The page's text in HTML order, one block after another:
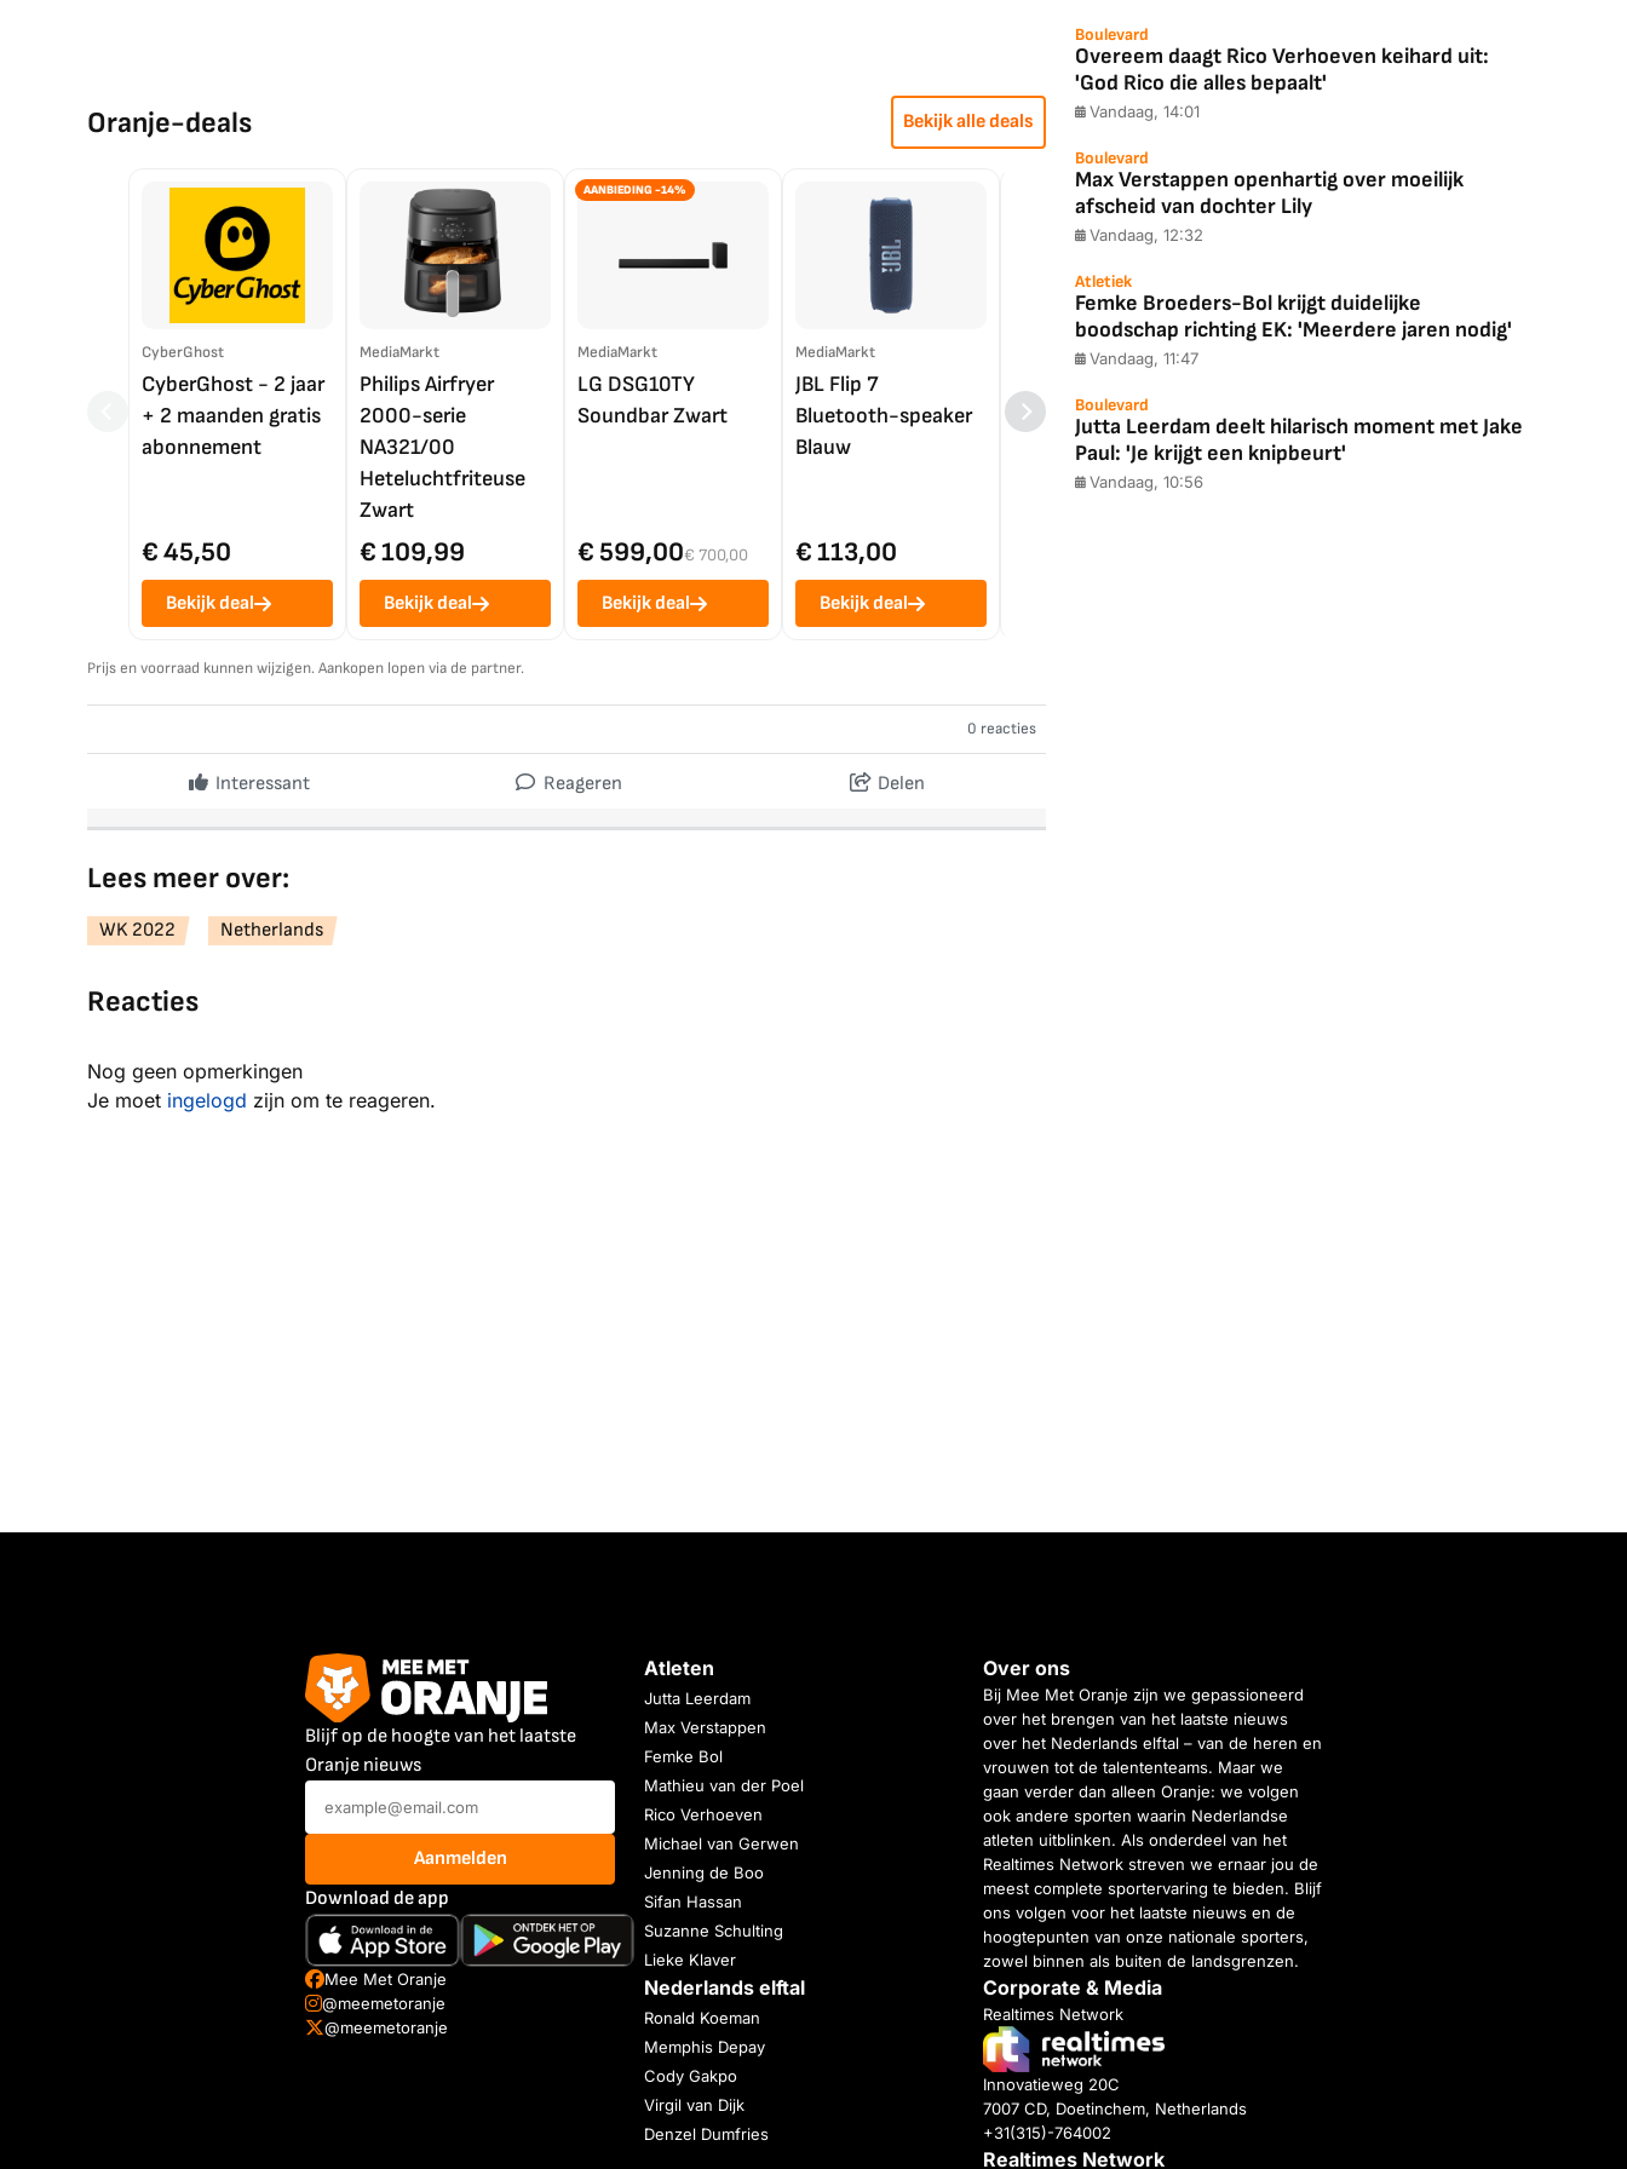
Oranje-deals Bekijk alle deals
CyberGhost
CyberGhost - 2 jaar
+ 2 maanden gratis
abonnement
€ 45,50
Bekijk deal
MediaMarkt
Philips Airfryer
2000-serie
NA321/00
Heteluchtfriteuse
Zwart
€ 109,99
Bekijk deal
AANBIEDING -14%
MediaMarkt
LG DSG10TY
Soundbar Zwart
€ 599,00€ 700,00
Bekijk deal
MediaMarkt
JBL Flip 7
Bluetooth-speaker
Blauw
€ 113,00
Bekijk deal
4K TV (2025)
Ultimate Zwart
4K
Prijs en voorraad kunnen wijzigen. Aankopen lopen via de partner.
0 reacties
Interessant Reageren Delen
Lees meer over:
WK 2022 Netherlands
Reacties
Nog geen opmerkingen
Je moet ingelogd zijn om te reageren.
Boulevard
Overeem daagt Rico Verhoeven keihard uit:
'God Rico die alles bepaalt'
Vandaag, 14:01
Boulevard
Max Verstappen openhartig over moeilijk
afscheid van dochter Lily
Vandaag, 12:32
Atletiek
Femke Broeders-Bol krijgt duidelijke
boodschap richting EK: 'Meerdere jaren nodig'
Vandaag, 11:47
Boulevard
Jutta Leerdam deelt hilarisch moment met Jake
Paul: 'Je krijgt een knipbeurt'
Vandaag, 10:56
Blijf op de hoogte van het laatste
Oranje nieuws
Aanmelden
Download de app
Mee Met Oranje
@meemetoranje
@meemetoranje
Atleten
Jutta Leerdam
Max Verstappen
Femke Bol
Mathieu van der Poel
Rico Verhoeven
Michael van Gerwen
Jenning de Boo
Sifan Hassan
Suzanne Schulting
Lieke Klaver
Nederlands elftal
Ronald Koeman
Memphis Depay
Cody Gakpo
Virgil van Dijk
Denzel Dumfries
Over ons
Bij Mee Met Oranje zijn we gepassioneerd
over het brengen van het laatste nieuws
over het Nederlands elftal – van de heren en
vrouwen tot de talententeams. Maar we
gaan verder dan alleen Oranje: we volgen
ook andere sporten waarin Nederlandse
atleten uitblinken. Als onderdeel van het
Realtimes Network streven we ernaar jou de
meest complete sportervaring te bieden. Blijf
ons volgen voor het laatste nieuws en de
hoogtepunten van onze nationale sporters,
zowel binnen als buiten de landsgrenzen.
Corporate & Media
Realtimes Network
Innovatieweg 20C
7007 CD, Doetinchem, Netherlands
+31(315)-764002
Realtimes Network